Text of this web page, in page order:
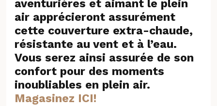
aventurières et aimant le plein
air apprécieront assurément
cette couverture extra-chaude,
résistante au vent et à l’eau.
Vous serez ainsi assurée de son
confort pour des moments
inoubliables en plein air.
Magasinez ICI!